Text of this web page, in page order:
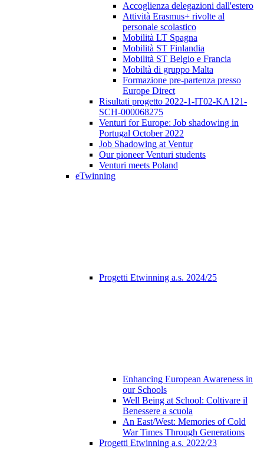
Accoglienza delegazioni dall'estero
Attività Erasmus+ rivolte al
personale scolastico
Mobilità LT Spagna
Mobilità ST Finlandia
Mobilità ST Belgio e Francia
Mobiltà di gruppo Malta
Formazione pre-partenza presso
Europe Direct
Risultati progetto 2022-1-IT02-KA121-
SCH-000068275
Venturi for Europe: Job shadowing in
Portugal October 2022
Job Shadowing at Ventur
Our pioneer Venturi students
Venturi meets Poland
eTwinning
Progetti Etwinning a.s. 2024/25
Enhancing European Awareness in
our Schools
Well Being at School: Coltivare il
Benessere a scuola
An East/West: Memories of Cold
War Times Through Generations
Progetti Etwinning a.s. 2022/23